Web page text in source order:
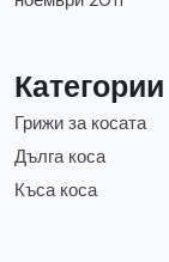
Категории
Грижи за косата
Дълга коса
Къса коса